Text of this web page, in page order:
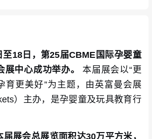
至18日，第25届CBME国际孕婴童
展中心成功举办。
本届展会以“更
育更美好”为主题，由英富曼会展
）主办，是孕婴童及玩具教育行
展会总展览面积达30万平方米，